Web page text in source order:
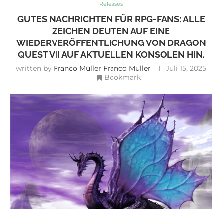
Releases
GUTES NACHRICHTEN FÜR RPG-FANS: ALLE
ZEICHEN DEUTEN AUF EINE
WIEDERVERÖFFENTLICHUNG VON DRAGON
QUEST VII AUF AKTUELLEN KONSOLEN HIN.
written by Franco Müller Franco Müller
Juli 15, 2025
Bookmark